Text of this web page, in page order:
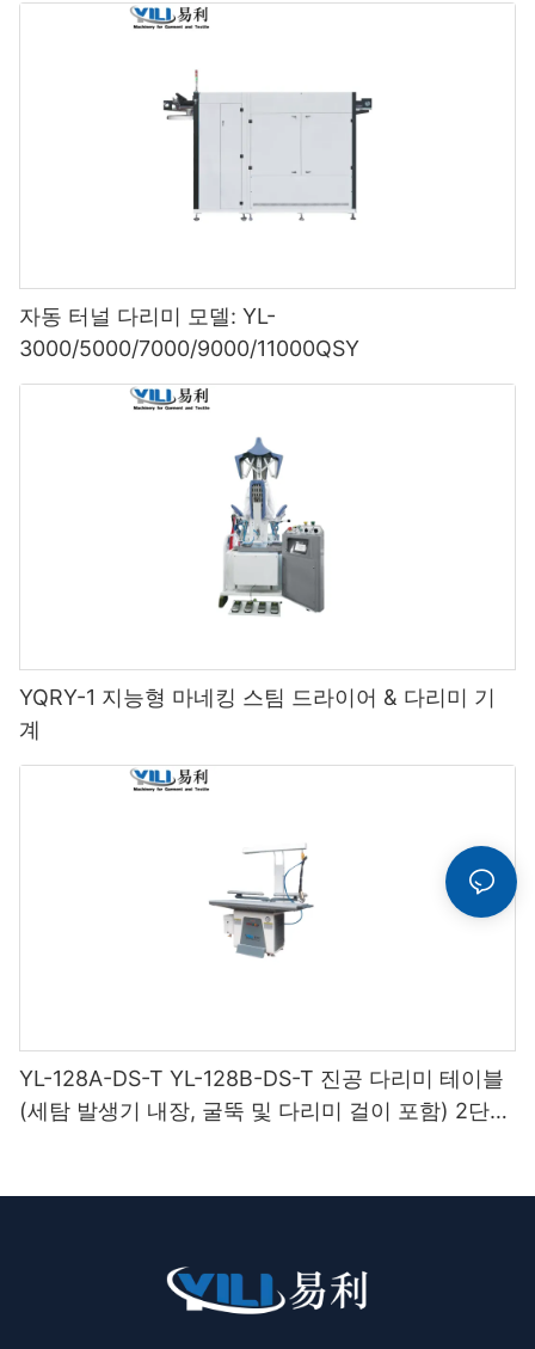
자동 터널 다리미 모델: YL-
3000/5000/7000/9000/11000QSY
YQRY-1 지능형 마네킹 스팀 드라이어 & 다리미 기
계
YL-128A-DS-T YL-128B-DS-T 진공 다리미 테이블
(세탐 발생기 내장, 굴뚝 및 다리미 걸이 포함) 2단